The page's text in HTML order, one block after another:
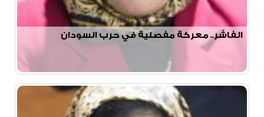
الفاشر.. معركة مفصلية في حرب السودان